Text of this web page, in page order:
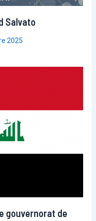
Salvato
2025
gouvernorat de